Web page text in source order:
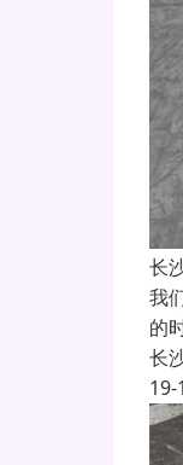
长
我
的
长
19-